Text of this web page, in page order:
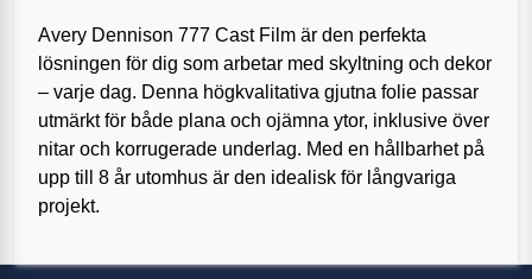
Avery Dennison 777 Cast Film är den perfekta
lösningen för dig som arbetar med skyltning och dekor
– varje dag. Denna högkvalitativa gjutna folie passar
utmärkt för både plana och ojämna ytor, inklusive över
nitar och korrugerade underlag. Med en hållbarhet på
upp till 8 år utomhus är den idealisk för långvariga
projekt.